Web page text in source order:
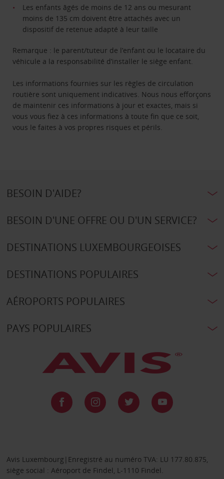
Les enfants âgés de moins de 12 ans ou mesurant
moins de 135 cm doivent être attachés avec un
dispositif de retenue adapté à leur taille
Remarque : le parent/tuteur de l’enfant ou le locataire du
véhicule a la responsabilité d’installer le siège enfant.
Les informations fournies sur les règles de circulation
routière sont uniquement indicatives. Nous nous efforçons
de maintenir ces informations à jour et exactes, mais si
vous vous fiez à ces informations à toute fin que ce soit,
vous le faites à vos propres risques et périls.
BESOIN D'AIDE?
BESOIN D'UNE OFFRE OU D'UN SERVICE?
DESTINATIONS LUXEMBOURGEOISES
DESTINATIONS POPULAIRES
AÉROPORTS POPULAIRES
PAYS POPULAIRES
Avis Luxembourg|Enregistré au numéro TVA: LU 177.80.875,
siège social : Aéroport de Findel, L-1110 Findel.